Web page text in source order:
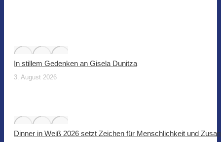
In stillem Gedenken an Gisela Dunitza
3. August 2026
Dinner in Weiß 2026 setzt Zeichen für Menschlichkeit und